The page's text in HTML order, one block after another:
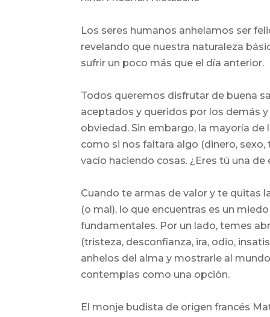
Los seres humanos anhelamos ser
revelando que nuestra naturaleza
sufrir un poco más que el día anterior.
Todos queremos disfrutar de buena
aceptados y queridos por los demás
obviedad. Sin embargo, la mayoría
como si nos faltara algo (dinero,
vacío haciendo cosas. ¿Eres tú una de
Cuando te armas de valor y te quitas
(o mal), lo que encuentras es un
fundamentales. Por un lado, temes
(tristeza, desconfianza, ira, odio,
anhelos del alma y mostrarle al
contemplas como una opción.
El monje budista de origen francés